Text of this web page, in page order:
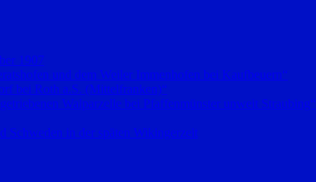
1907
und dem Weiler Immenhofen bei Kaufbeuern“
bei Roth a.S. (Mittelfranken)“
Walparzelle bei Pfaffenmünster unweit Straubing“
Schweden in der späten Wikingerzeit